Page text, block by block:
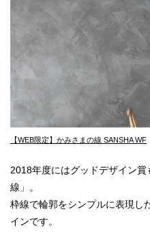
【WEB限定】かみさまの線 SANSHA WF
2018年度にはグッドデザイン
線」。
枠線で輪郭をシンプルに表現し
インです。